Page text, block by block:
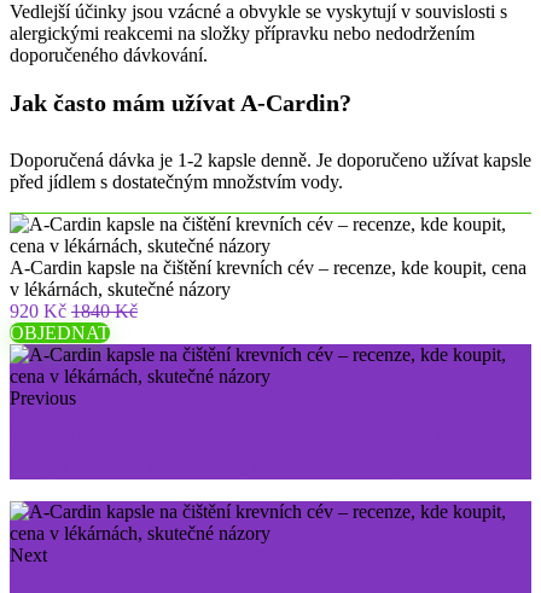
Vedlejší účinky jsou vzácné a obvykle se vyskytují v souvislosti s
alergickými reakcemi na složky přípravku nebo nedodržením
doporučeného dávkování.
Jak často mám užívat A-Cardin?
Doporučená dávka je 1-2 kapsle denně. Je doporučeno užívat kapsle
před jídlem s dostatečným množstvím vody.
A-Cardin kapsle na čištění krevních cév – recenze, kde koupit, cena
v lékárnách, skutečné názory
920 Kč 1840 Kč
OBJEDNAT
Previous
Next